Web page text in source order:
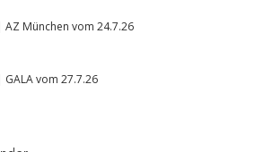
München vom 24.7.26
vom 27.7.26